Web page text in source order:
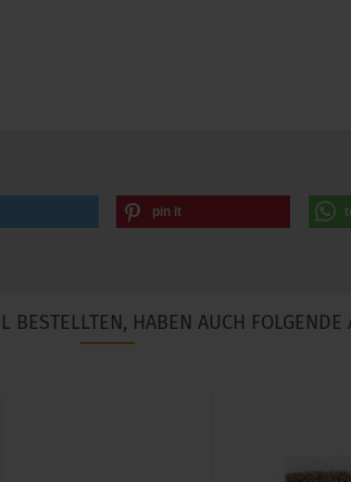
pin it
BESTELLTEN, HABEN AUCH FOLGENDE